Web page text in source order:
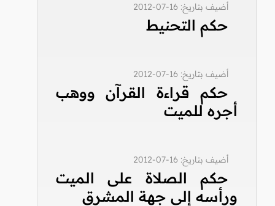
أضيف بتاريخ: 16-07-2012
حكم التحنيط
أضيف بتاريخ: 16-07-2012
حكم قراءة القرآن ووهب
أجره للميت
أضيف بتاريخ: 16-07-2012
حكم الصلاة على الميت
ورأسه إلى جهة المشرق